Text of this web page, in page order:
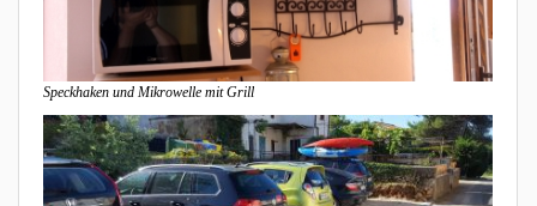
Speckhaken und Mikrowelle mit Grill